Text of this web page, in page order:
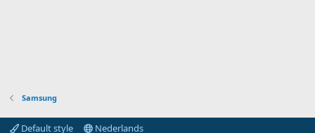
Samsung
Default style Nederlands